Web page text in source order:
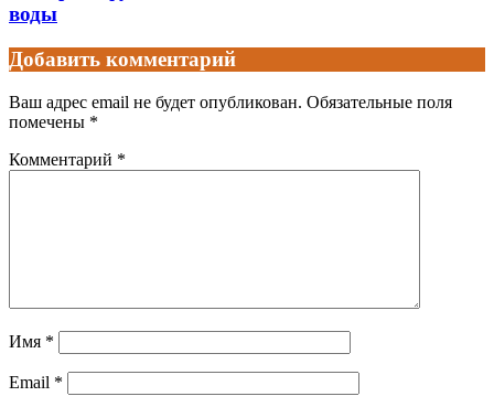
воды
Добавить комментарий
Ваш адрес email не будет опубликован. Обязательные поля
помечены *
Комментарий *
Имя *
Email *